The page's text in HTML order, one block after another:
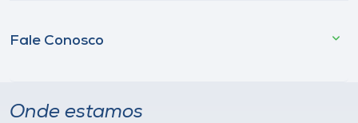
Fale Conosco
Onde estamos